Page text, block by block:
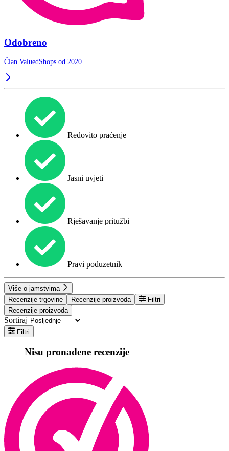
Odobreno
Član ValuedShops od 2020
Redovito praćenje
Jasni uvjeti
Rješavanje pritužbi
Pravi poduzetnik
Više o jamstvima
Recenzije trgovine
Recenzije proizvoda
Filtri
Recenzije proizvoda
Sortiraj
Filtri
Nisu pronađene recenzije